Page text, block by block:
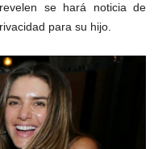
se hará noticia de
para su hijo.